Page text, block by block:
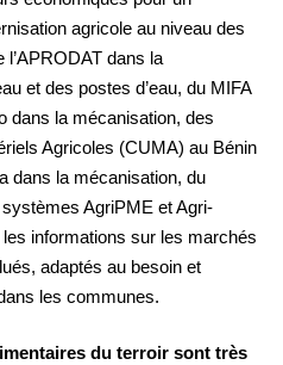
agricole au niveau des
dans la
et des postes d’eau, du MIFA
dans la mécanisation, des
Agricoles (CUMA) au Bénin
dans la mécanisation, du
AgriPME et Agri-
informations sur les marchés
adaptés au besoin et
les communes.
du terroir sont très